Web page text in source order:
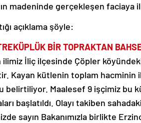
madeninde gerçekleşen faciaya
açıklama şöyle:
BİR TOPRAKTAN
ilimiz İliç ilçesinde Çöpler
Kayan kütlenin toplam hacminin
belirtiliyor. Maalesef 9 işçimiz bu
başlatıldı. Olayı takiben
sayın Bakanımızla birlikte